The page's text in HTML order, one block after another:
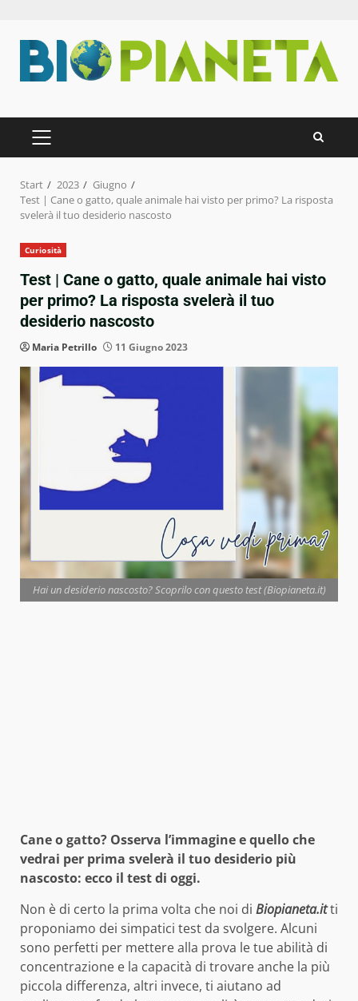
Inhalt
springen
PRIMÄRES
MENÜ
Start 2023
Giugno
Test | Cane o gatto, quale animale hai visto per primo? La risposta
svelerà il tuo desiderio nascosto
Curiosità
Test | Cane o gatto, quale animale hai visto
per primo? La risposta svelerà il tuo
desiderio nascosto
Maria Petrillo 11 Giugno 2023
Hai un desiderio nascosto? Scoprilo con questo test (Biopianeta.it)
Cane o gatto? Osserva l’immagine e quello che
vedrai per prima svelerà il tuo desiderio più
nascosto: ecco il test di oggi.
Non è di certo la prima volta che noi di Biopianeta.itti
proponiamo dei simpatici test da svolgere. Alcuni
sono perfetti per mettere alla prova le tue abilità di
concentrazione e la capacità di trovare anche la più
piccola differenza, altri invece, ti aiutano ad